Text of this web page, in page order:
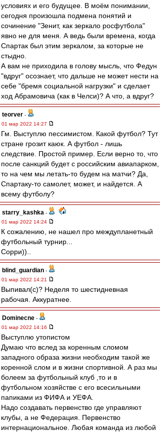
условиях и его будущее. В моём понимании,
сегодня произошла подмена понятий и
сочинение "Зенит, как зеркало росфутбола"
явно не для меня. А ведь были времена, когда
Спартак был этим зеркалом, за которые не
стыдно.
А вам не приходила в голову мысль, что Федун
"вдруг" осознает, что дальше не может нести на
себе "бремя социальной нагрузки" и сделает
ход Абрамовича (как в Челси)? А что, а вдруг?
teorver -
01 мар 2022 14:27
Гм. Выступлю пессимистом. Какой футбол? Тут
стране грозит каюк. А футбол - лишь
следствие. Простой пример. Если верно то, что
после санкций будет с российским авиапарком,
то на чем мы летать-то будем на матчи? Да,
Спартаку-то самолет, может, и найдется. А
всему футболу?
starry_kashka -
01 мар 2022 14:24
К сожалению, не нашел про междупланетный
футбольный турнир...
Сорри))..
blind_guardian -
01 мар 2022 14:21
Выпивал(с)? Неделя то шестидневная
рабочая. Аккуратнее.
Dominecne -
01 мар 2022 14:16
Выступлю утопистом
Думаю что вслед за коренным сломом
западного образа жизни необходим такой же
коренной слом и в жизни спортивной. А раз мы
болеем за футбольный клуб ,то и в
футбольном хозяйстве с его всесильными
папиками из ФИФА и УЕФА.
Надо создавать первенство где управляют
клубы, а не Федерация. Первенство
интернациональное. Любая команда из любой